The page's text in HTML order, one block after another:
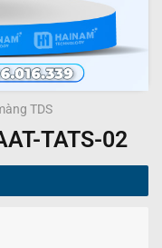
TDS
TATS-02